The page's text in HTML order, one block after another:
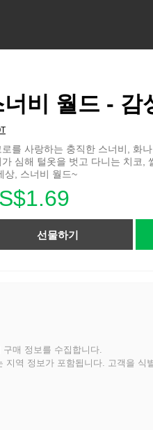
너비 월드 - 감
로를 사랑하는 충직한 스너비, 화
가 심해 털옷을 벗고 다니는 치코,
상, 스너비 월드~
선물하기
매 정보를 수집합니다.
역 정보가 포함됩니다. 고객을 식